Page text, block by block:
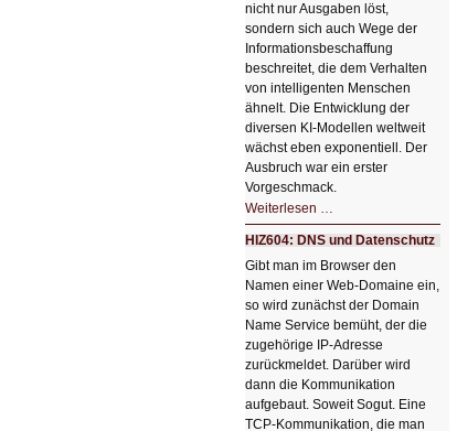
nicht nur Ausgaben löst,
sondern sich auch Wege der
Informationsbeschaffung
beschreitet, die dem Verhalten
von intelligenten Menschen
ähnelt. Die Entwicklung der
diversen KI-Modellen weltweit
wächst eben exponentiell. Der
Ausbruch war ein erster
Vorgeschmack.
Weiterlesen …
Der
Ausbruch
der
KI
HIZ604: DNS und Datenschutz
Gibt man im Browser den
Namen einer Web-Domaine ein,
so wird zunächst der Domain
Name Service bemüht, der die
zugehörige IP-Adresse
zurückmeldet. Darüber wird
dann die Kommunikation
aufgebaut. Soweit Sogut. Eine
TCP-Kommunikation, die man